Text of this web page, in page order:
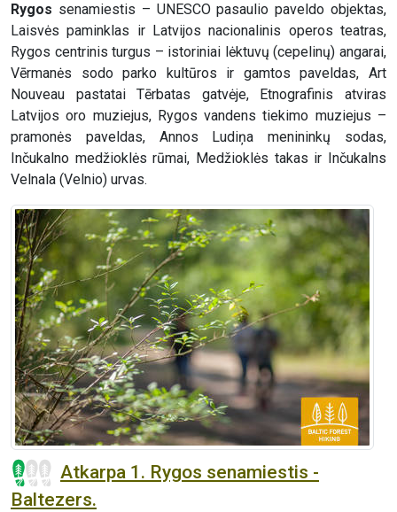
Rygos senamiestis – UNESCO pasaulio paveldo objektas,
Laisvės paminklas ir Latvijos nacionalinis operos teatras,
Rygos centrinis turgus – istoriniai lėktuvų (cepelinų) angarai,
Vērmanės sodo parko kultūros ir gamtos paveldas, Art
Nouveau pastatai Tērbatas gatvėje, Etnografinis atviras
Latvijos oro muziejus, Rygos vandens tiekimo muziejus –
pramonės paveldas, Annos Ludiņa menininkų sodas,
Inčukalno medžioklės rūmai, Medžioklės takas ir Inčukalns
Velnala (Velnio) urvas.
Atkarpa 1. Rygos senamiestis -
Baltezers.